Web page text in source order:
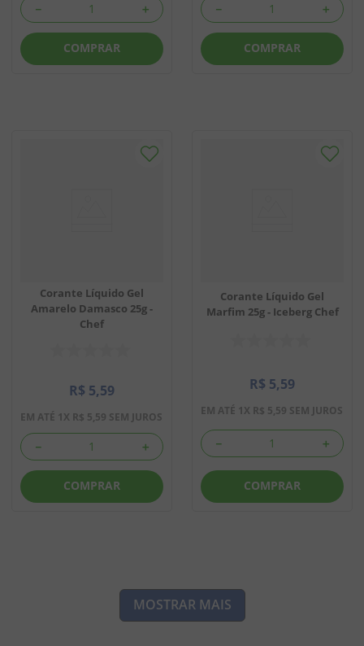
＋
－
COMPRAR
＋
－
COMPRAR
Corante Líquido Gel
Amarelo Damasco 25g -
Chef
R$ 5,59
EM ATÉ 1X R$ 5,59 SEM JUROS
＋
－
COMPRAR
Corante Líquido Gel
Marfim 25g - Iceberg Chef
R$ 5,59
EM ATÉ 1X R$ 5,59 SEM JUROS
＋
－
COMPRAR
MOSTRAR MAIS